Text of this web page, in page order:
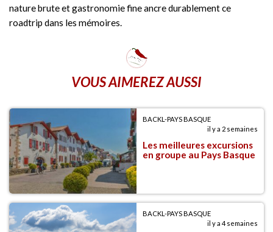
nature brute et gastronomie fine ancre durablement ce
roadtrip dans les mémoires.
VOUS AIMEREZ AUSSI
BACKL-PAYS BASQUE
il y a 2 semaines
Les meilleures excursions
en groupe au Pays Basque
BACKL-PAYS BASQUE
il y a 4 semaines